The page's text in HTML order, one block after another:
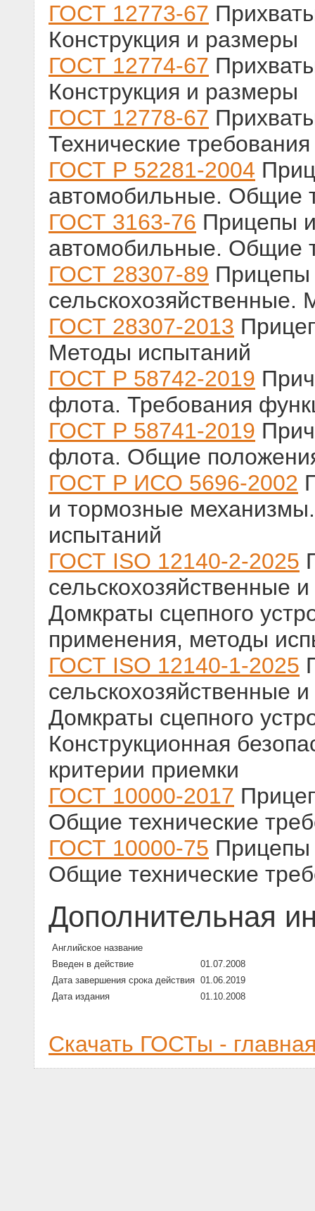
ГОСТ 12773-67
Конструкция и размеры
ГОСТ 12774-67
Конструкция и размеры
ГОСТ 12778-67
Технические требования
ГОСТ Р 52281-2004
автомобильные. Общие
ГОСТ 3163-76 Прицепы
автомобильные. Общие
ГОСТ 28307-89 Прицепы
сельскохозяйственные.
ГОСТ 28307-2013
Методы испытаний
ГОСТ Р 58742-2019
флота. Требования
ГОСТ Р 58741-2019
флота. Общие
ГОСТ Р ИСО 5696-2002
и тормозные
испытаний
ГОСТ ISO 12140-2-2025
сельскохозяйственные
Домкраты сцепного
применения, методы
ГОСТ ISO 12140-1-2025
сельскохозяйственные
Домкраты сцепного
Конструкционная
критерии приемки
ГОСТ 10000-2017
Общие технические
ГОСТ 10000-75 Прицепы
Общие технические
Дополнительная
Английское название
Введен в действие
01.07.2008
Дата завершения срока действия 01.06.2019
Дата издания
01.10.2008
Скачать ГОСТы -